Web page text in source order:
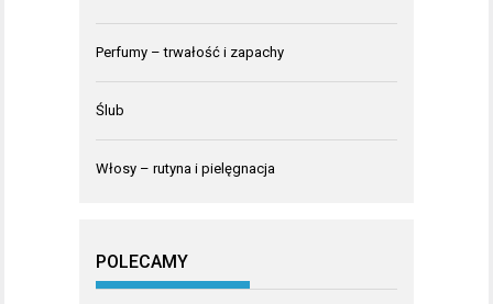
Perfumy – trwałość i zapachy
Ślub
Włosy – rutyna i pielęgnacja
POLECAMY